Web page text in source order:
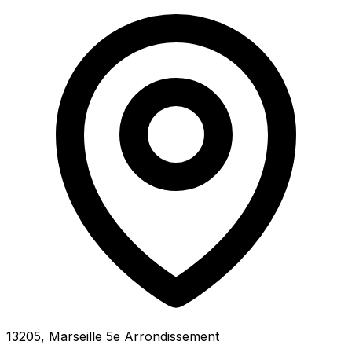
13205, Marseille 5e Arrondissement